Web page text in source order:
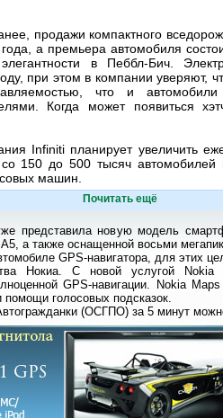
продажи компактного
а премьера автомобиля
в Пеббл-Бич.
при этом в компании уверяют,
что и
Когда может появиться
Infiniti планирует увеличить
150 до 500 тысяч автомобилей
машин.
Почитать ещё
представила новую модель
а также оснащенной восьми
GPS-навигатора, для этих
Нокиа. С новой услугой
GPS-навигации. Nokia
помощи голосовых подсказок.
(ОСГПО) за 5 минут